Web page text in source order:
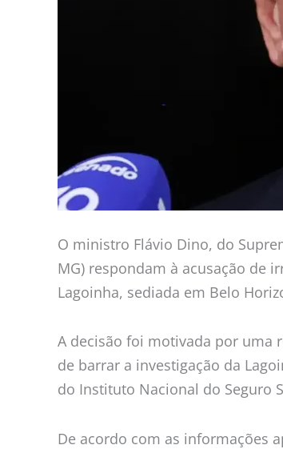
O ministro Flávio Dino, do
MG) respondam à acusação de
Lagoinha, sediada em Belo
A decisão foi motivada por uma
de barrar a investigação da
do Instituto Nacional do Seguro
De acordo com as informações